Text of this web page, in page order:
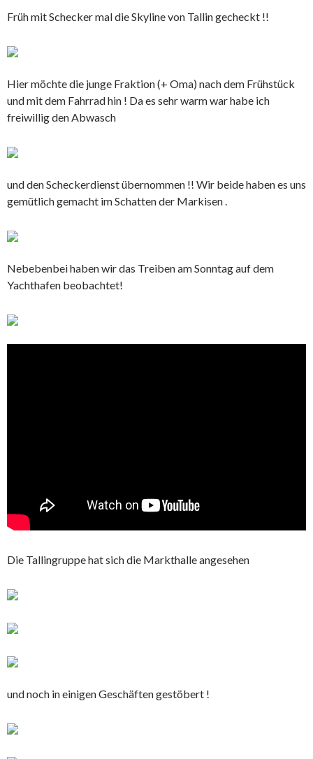
Früh mit Schecker mal die Skyline von Tallin gecheckt !!
Hier möchte die junge Fraktion (+ Oma) nach dem Frühstück
und mit dem Fahrrad hin ! Da es sehr warm war habe ich
freiwillig den Abwasch
und den Scheckerdienst übernommen !! Wir beide haben es uns
gemütlich gemacht im Schatten der Markisen .
Nebebenbei haben wir das Treiben am Sonntag auf dem
Yachthafen beobachtet!
Die Tallingruppe hat sich die Markthalle angesehen
und noch in einigen Geschäften gestöbert !